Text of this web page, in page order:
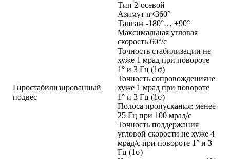
Гиростабилизированный
подвес
Тип 2-осевой
Азимут n×360°
Тангаж -180°… +90°
Максимальная угловая
скорость 60°/с
Точность стабилизации не
хуже 1 мрад при повороте
1° и 3 Гц (1σ)
Точность сопровожденияне
хуже 1 мрад при повороте
1° и 3 Гц (1σ)
Полоса пропускания: менее
25 Гц при 100 мрад/с
Точность поддержания
угловой скорости не хуже 4
мрад/с при повороте 1° и 3
Гц (1σ)